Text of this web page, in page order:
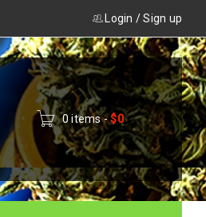
Login /Sign up
0 items - $0